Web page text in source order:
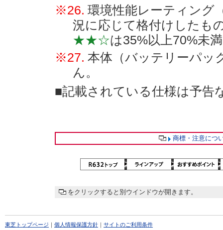
※26. 環境性能レーティング
況に応じて格付けしたも
★★☆は35%以上70%未
※27. 本体（バッテリーパッ
ん。
■記載されている仕様は予告
商標・注意につ
をクリックすると別ウインドウが開きます。
東芝トップページ ｜ 個人情報保護方針 ｜ サイトのご利用条件